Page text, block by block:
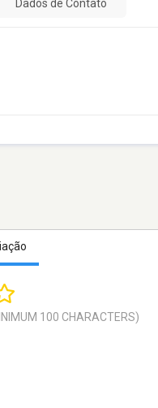
Dados de Contato